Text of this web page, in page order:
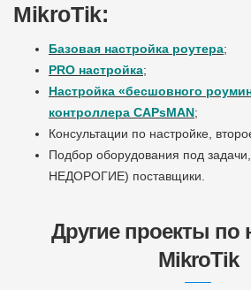
MikroTik:
Базовая настройка роутера;
PRO настройка;
Настройка «бесшовного
контроллера CAPsMAN;
Консультации по настройке,
Подбор оборудования под
НЕДОРОГИЕ) поставщики.
Другие проекты по
MikroTik